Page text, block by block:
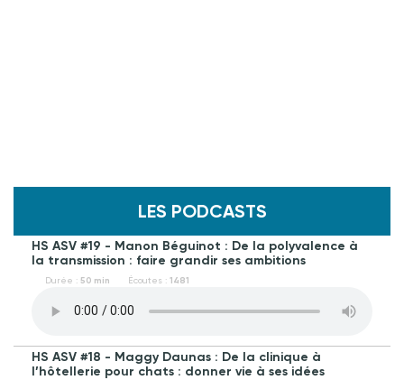
LES PODCASTS
HS ASV #19 - Manon Béguinot : De la polyvalence à
la transmission : faire grandir ses ambitions
Durée : 50 min Écoutes : 1481
HS ASV #18 - Maggy Daunas : De la clinique à
l’hôtellerie pour chats : donner vie à ses idées